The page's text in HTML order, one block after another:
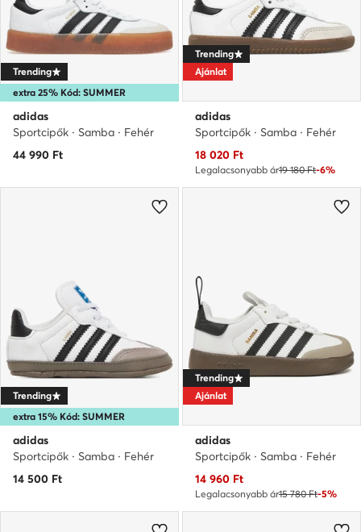
extra 25% Kód: SUMMER
Trending
adidas
Sportcipők · Samba · Fehér
44 990 Ft
Trending
Ajánlat
adidas
Sportcipők · Samba · Fehér
Aktuális ár
18 020 Ft
Legalacsonyabb ár19 180 Ft-6%
extra 15% Kód: SUMMER
Trending
adidas
Sportcipők · Samba · Fehér
14 500 Ft
Trending
Ajánlat
adidas
Sportcipők · Samba · Fehér
Aktuális ár
14 960 Ft
Legalacsonyabb ár15 780 Ft-5%